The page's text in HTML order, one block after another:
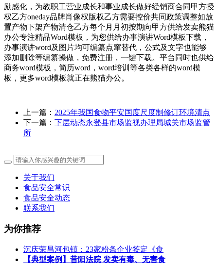
励感化，为教职工营业成长和事业成长做好经销商合同甲方授
权乙方oneday品牌肖像权版权乙方需要控价共同政策调整如放
置产物下架产物清仓乙方每个月月初按期向甲方供给发卖熊猫
办公专注精品Word模板，为您供给办事演讲Word模板下载，
办事演讲word及图片均可编纂点窜替代，公式及文字也能够
添加删除等编纂操做，免费注册，一键下载。平台同时也供给
商务word模板，简历word，word培训等各类各样的word模
板，更多word模板就正在熊猫办公。
上一篇： 2025年我国食物平安国度尺度制修订环境清点
下一篇： 下层动态永登县市场监视办理局城关市场监管
所
关于我们
食品安全常识
食品安全动态
联系我们
为你推荐
沉庆荣昌河包镇：23家粉条企业签定《食
【典型案例】昔阳法院 发卖有毒、无害食